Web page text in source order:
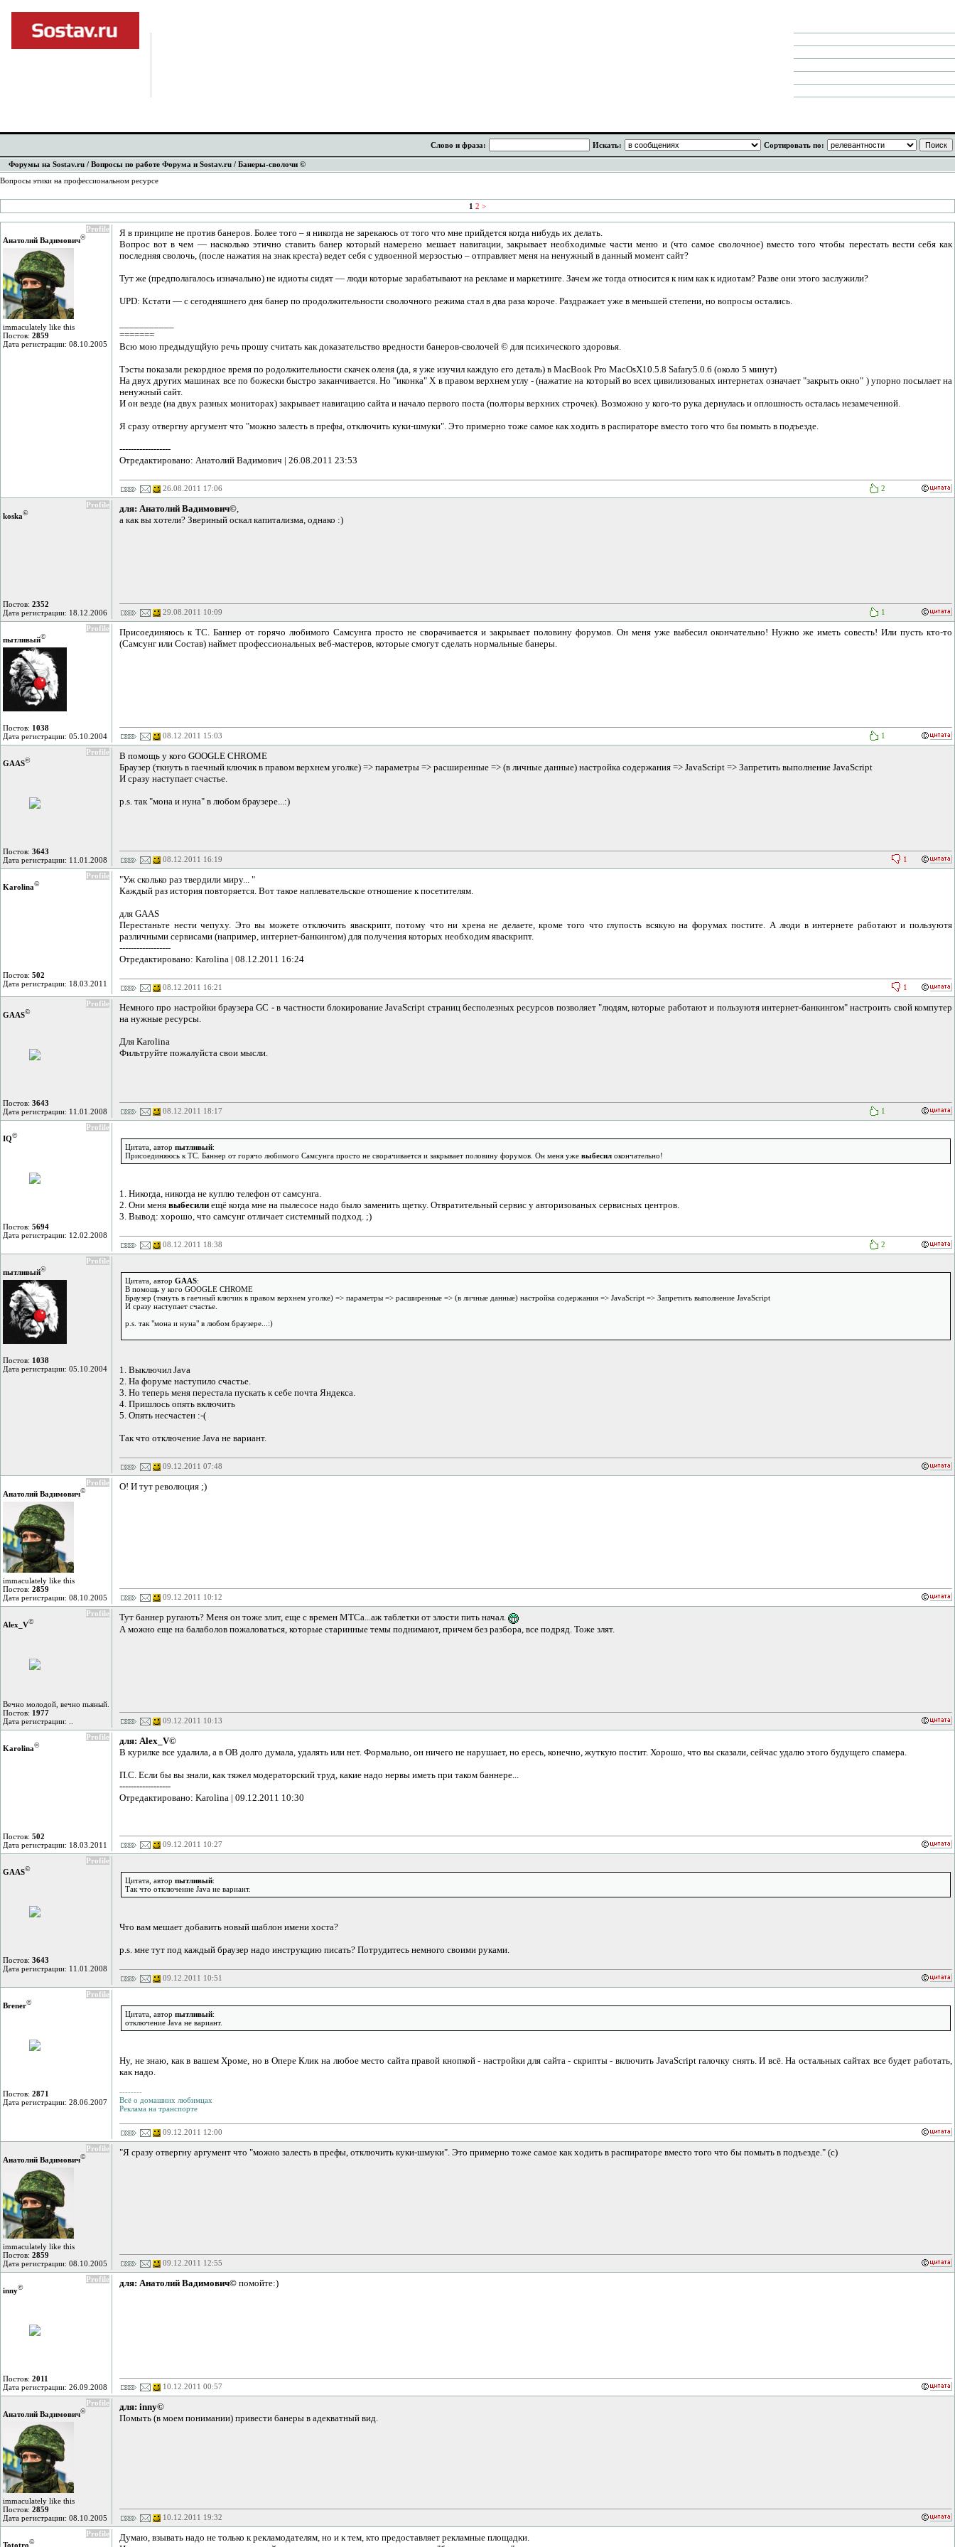
Слово и фраза: Искать: Сортировать по:
Форумы на Sostav.ru / Вопросы по работе Форума и Sostav.ru / Банеры-сволочи ©
Вопросы этики на профессиональном ресурсе
1 2 >
Profile
Анатолий Вадимович©
immaculately like this
Постов: 2859
Дата регистрации: 08.10.2005
Я в принципе не против банеров. Более того – я никогда не зарекаюсь от того что мне прийдется когда нибудь их делать.
Вопрос вот в чем — насколько этично ставить банер который намерено мешает навигации, закрывает необходимые части меню и (что самое сволочное) вместо того чтобы перестать вести себя как
последняя сволочь, (после нажатия на знак креста) ведет себя с удвоенной мерзостью – отправляет меня на ненужный в данный момент сайт?
Тут же (предполагалось изначально) не идиоты сидят — люди которые зарабатывают на рекламе и маркетинге. Зачем же тогда относится к ним как к идиотам? Разве они этого заслужили?
UPD: Кстати — с сегодняшнего дня банер по продолжительности сволочного режима стал в два раза короче. Раздражает уже в меньшей степени, но вопросы остались.
=======
Всю мою предыдущйую речь прошу считать как доказательство вредности банеров-сволочей © для психического здоровья.
Тэсты показали рекордное время по родолжительности скачек оленя (да, я уже изучил каждую его деталь) в MacBook Pro MacOsX10.5.8 Safary5.0.6 (около 5 минут)
На двух других машинах все по божески быстро заканчивается. Но "иконка" X в правом верхнем углу - (нажатие на который во всех цивилизованых интернетах означает "закрыть окно" ) упорно посылает на
ненужный сайт.
И он везде (на двух разных мониторах) закрывает навигацию сайта и начало первого поста (полторы верхних строчек). Возможно у кого-то рука дернулась и оплошность осталась незамеченной.
Я сразу отвергну аргумент что "можно залесть в префы, отключить куки-шмуки". Это примерно тоже самое как ходить в распираторе вместо того что бы помыть в подъезде.
------------------
Отредактировано: Анатолий Вадимович | 26.08.2011 23:53
2
26.08.2011 17:06
Profile
koska©
Постов: 2352
Дата регистрации: 18.12.2006
для: Анатолий Вадимович©,
а как вы хотели? Звериный оскал капитализма, однако :)
1
29.08.2011 10:09
Profile
пытливый©
Постов: 1038
Дата регистрации: 05.10.2004
Присоединяюсь к ТС. Баннер от горячо любимого Самсунга просто не сворачивается и закрывает половину форумов. Он меня уже выбесил окончательно! Нужно же иметь совесть! Или пусть кто-то
(Самсунг или Состав) наймет профессиональных веб-мастеров, которые смогут сделать нормальные банеры.
1
08.12.2011 15:03
Profile
GAAS©
Постов: 3643
Дата регистрации: 11.01.2008
В помощь у кого GOOGLE CHROME
Браузер (ткнуть в гаечный ключик в правом верхнем уголке) => параметры => расширенные => (в личные данные) настройка содержания => JavaScript => Запретить выполнение JavaScript
И сразу наступает счастье.
p.s. так "мона и нуна" в любом браузере...:)
1
08.12.2011 16:19
Profile
Karolina©
Постов: 502
Дата регистрации: 18.03.2011
"Уж сколько раз твердили миру... "
Каждый раз история повторяется. Вот такое наплевательское отношение к посетителям.
для GAAS
Перестаньте нести чепуху. Это вы можете отключить яваскрипт, потому что ни хрена не делаете, кроме того что глупость всякую на форумах постите. А люди в интернете работают и пользуютя
различными сервисами (например, интернет-банкингом) для получения которых необходим яваскрипт.
------------------
Отредактировано: Karolina | 08.12.2011 16:24
1
08.12.2011 16:21
Profile
GAAS©
Постов: 3643
Дата регистрации: 11.01.2008
Немного про настройки браузера GC - в частности блокирование JavaScript страниц бесполезных ресурсов позволяет "людям, которые работают и пользуютя интернет-банкингом" настроить свой компутер
на нужные ресурсы.
Для Karolina
Фильтруйте пожалуйста свои мысли.
1
08.12.2011 18:17
Profile
IQ©
Постов: 5694
Дата регистрации: 12.02.2008
Цитата, автор пытливый:
Присоединяюсь к ТС. Баннер от горячо любимого Самсунга просто не сворачивается и закрывает половину форумов. Он меня уже выбесил окончательно!
1. Никогда, никогда не куплю телефон от самсунга.
2. Они меня выбесили ещё когда мне на пылесосе надо было заменить щетку. Отвратительный сервис у авторизованых сервисных центров.
3. Вывод: хорошо, что самсунг отличает системный подход. ;)
2
08.12.2011 18:38
Profile
пытливый©
Постов: 1038
Дата регистрации: 05.10.2004
Цитата, автор GAAS:
В помощь у кого GOOGLE CHROME
Браузер (ткнуть в гаечный ключик в правом верхнем уголке) => параметры => расширенные => (в личные данные) настройка содержания => JavaScript => Запретить выполнение JavaScript
И сразу наступает счастье.
p.s. так "мона и нуна" в любом браузере...:)
1. Выключил Java
2. На форуме наступило счастье.
3. Но теперь меня перестала пускать к себе почта Яндекса.
4. Пришлось опять включить
5. Опять несчастен :-(
Так что отключение Java не вариант.
09.12.2011 07:48
Profile
Анатолий Вадимович©
immaculately like this
Постов: 2859
Дата регистрации: 08.10.2005
О! И тут революция ;)
09.12.2011 10:12
Profile
Alex_V©
Вечно молодой, вечно пьяный.
Постов: 1977
Дата регистрации: ..
Тут баннер ругають? Меня он тоже злит, еще с времен МТСа...аж таблетки от злости пить начал.
А можно еще на балаболов пожаловаться, которые старинные темы поднимают, причем без разбора, все подряд. Тоже злят.
09.12.2011 10:13
Profile
Karolina©
Постов: 502
Дата регистрации: 18.03.2011
для: Alex_V©
В курилке все удалила, а в ОВ долго думала, удалять или нет. Формально, он ничего не нарушает, но ересь, конечно, жуткую постит. Хорошо, что вы сказали, сейчас удалю этого будущего спамера.
П.С. Если бы вы знали, как тяжел модераторский труд, какие надо нервы иметь при таком баннере...
------------------
Отредактировано: Karolina | 09.12.2011 10:30
09.12.2011 10:27
Profile
GAAS©
Постов: 3643
Дата регистрации: 11.01.2008
Цитата, автор пытливый:
Так что отключение Java не вариант.
Что вам мешает добавить новый шаблон имени хоста?
p.s. мне тут под каждый браузер надо инструкцию писать? Потрудитесь немного своими руками.
09.12.2011 10:51
Profile
Brener©
Постов: 2871
Дата регистрации: 28.06.2007
Цитата, автор пытливый:
отключение Java не вариант.
Ну, не знаю, как в вашем Хроме, но в Опере Клик на любое место сайта правой кнопкой - настройки для сайта - скрипты - включить JavaScript галочку снять. И всё. На остальных сайтах все будет работать,
как надо.
--------
Всё о домашних любимцах
Реклама на транспорте
09.12.2011 12:00
Profile
Анатолий Вадимович©
immaculately like this
Постов: 2859
Дата регистрации: 08.10.2005
"Я сразу отвергну аргумент что "можно залесть в префы, отключить куки-шмуки". Это примерно тоже самое как ходить в распираторе вместо того что бы помыть в подъезде." (с)
09.12.2011 12:55
Profile
inny©
Постов: 2011
Дата регистрации: 26.09.2008
для: Анатолий Вадимович© помойте:)
10.12.2011 00:57
Profile
Анатолий Вадимович©
immaculately like this
Постов: 2859
Дата регистрации: 08.10.2005
для: inny©
Помыть (в моем понимании) привести банеры в адекватный вид.
10.12.2011 19:32
Profile
Tototro©
Думаю, взывать надо не только к рекламодателям, но и к тем, кто предоставляет рекламные площадки.